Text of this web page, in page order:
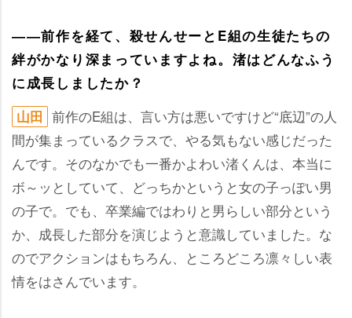
――前作を経て、殺せんせーとE組の生徒たちの
絆がかなり深まっていますよね。渚はどんなふう
に成長しましたか？
山田 前作のE組は、言い方は悪いですけど“底辺”の人
間が集まっているクラスで、やる気もない感じだった
んです。そのなかでも一番かよわい渚くんは、本当に
ボ～ッとしていて、どっちかというと女の子っぽい男
の子で。でも、卒業編ではわりと男らしい部分という
か、成長した部分を演じようと意識していました。な
のでアクションはもちろん、ところどころ凛々しい表
情をはさんでいます。